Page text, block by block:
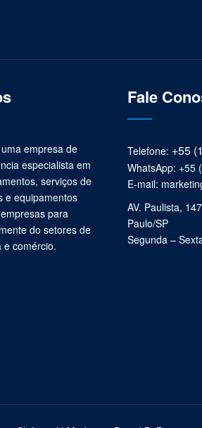
empresa de
especialista em
serviços de
e equipamentos
para
do setores de
e comércio.
Fale
Telefone: +55
WhatsApp: +55
E-mail:
AV. Paulista,
Paulo/SP
Segunda –